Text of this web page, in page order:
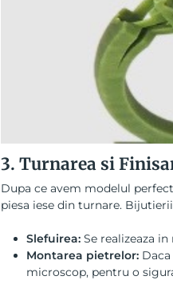
3. Turnarea si
Dupa ce avem modelul
piesa iese din turnare.
Slefuirea: Se realizeaza
Montarea pietrelor:
microscop, pentru o